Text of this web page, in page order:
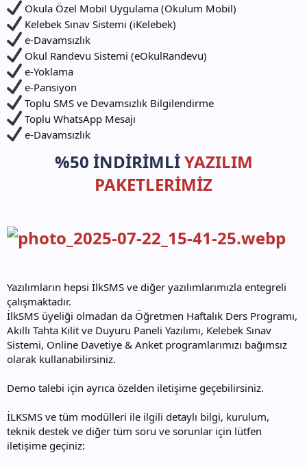
Okula Özel Mobil Uygulama (Okulum Mobil)
Kelebek Sınav Sistemi (iKelebek)
e-Davamsızlık
Okul Randevu Sistemi (eOkulRandevu)
e-Yoklama
e-Pansiyon
Toplu SMS ve Devamsızlık Bilgilendirme
Toplu WhatsApp Mesajı
e-Davamsızlık
%50 İNDİRİMLİYAZILIM
PAKETLERİMİZ
Yazılımların hepsi İlkSMS ve diğer yazılımlarımızla entegreli
çalışmaktadır.
İlkSMS üyeliği olmadan da Öğretmen Haftalık Ders Programı,
Akıllı Tahta Kilit ve Duyuru Paneli Yazılımı, Kelebek Sınav
Sistemi, Online Davetiye & Anket programlarımızı bağımsız
olarak kullanabilirsiniz.
Demo talebi için ayrıca özelden iletişime geçebilirsiniz.
İLKSMS ve tüm modülleri ile ilgili detaylı bilgi, kurulum,
teknik destek ve diğer tüm soru ve sorunlar için lütfen
iletişime geçiniz: